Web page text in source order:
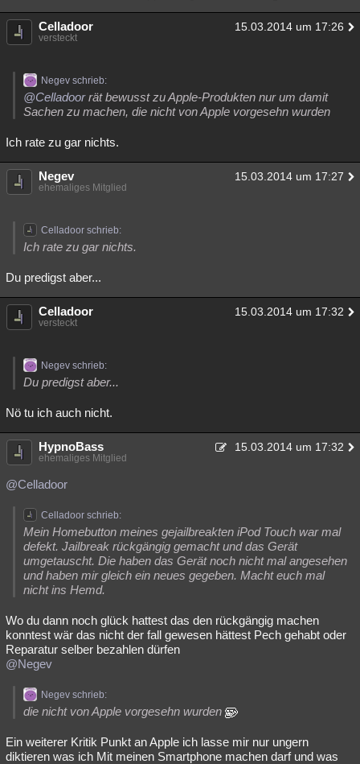
Celladoor 15.03.2014 um 17:26
versteckt
Negev schrieb:
@Celladoorrät bewusst zu Apple-Produkten nur um damit
Sachen zu machen, die nicht von Apple vorgesehn wurden
Ich rate zu gar nichts.
Negev 15.03.2014 um 17:27
ehemaliges Mitglied
Celladoor schrieb:
Ich rate zu gar nichts.
Du predigst aber...
Celladoor 15.03.2014 um 17:32
versteckt
Negev schrieb:
Du predigst aber...
Nö tu ich auch nicht.
HypnoBass 15.03.2014 um 17:32
ehemaliges Mitglied
@Celladoor
Celladoor schrieb:
Mein Homebutton meines gejailbreakten iPod Touch war mal
defekt. Jailbreak rückgängig gemacht und das Gerät
umgetauscht. Die haben das Gerät noch nicht mal angesehen
und haben mir gleich ein neues gegeben. Macht euch mal
nicht ins Hemd.
Wo du dann noch glück hattest das den rückgängig machen
konntest wär das nicht der fall gewesen hättest Pech gehabt oder
Reparatur selber bezahlen dürfen
@Negev
Negev schrieb:
die nicht von Apple vorgesehn wurden
Ein weiterer Kritik Punkt an Apple ich lasse mir nur ungern
diktieren was ich Mit meinen Smartphone machen darf und was